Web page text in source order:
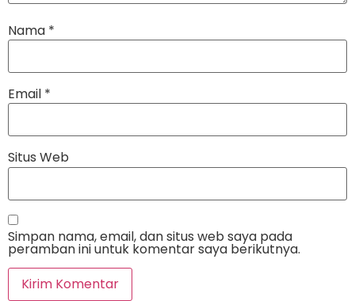
Nama *
Email *
Situs Web
Simpan nama, email, dan situs web saya pada
peramban ini untuk komentar saya berikutnya.